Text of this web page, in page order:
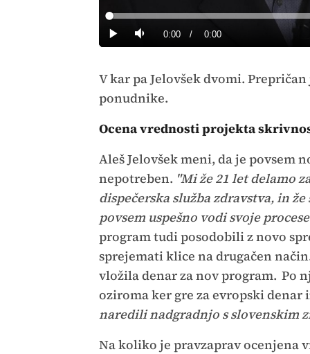
PredvajajTiho Current
0:00 / Duration
0:00
Loaded:
0%
V kar pa Jelovšek dvomi.
ponudnike.
Ocena vrednosti projekta
Aleš Jelovšek meni, da je povsem
nepotreben. "Mi že 21 let delamo
dispečerska služba zdravstva, in
povsem uspešno vodi svoje
program tudi posodobili z novo
sprejemati klice na drugačen
vložila denar za nov program. Po
oziroma ker gre za evropski
naredili nadgradnjo s slovenskim
Na koliko je pravzaprav ocenjena